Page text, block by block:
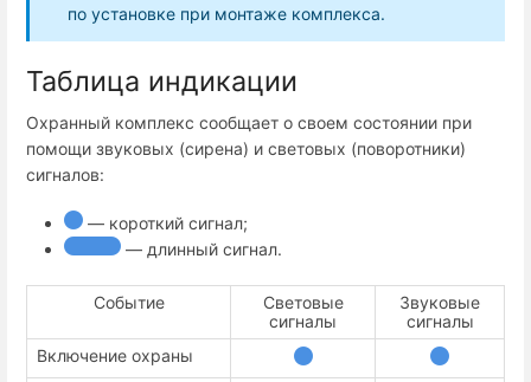
по установке при монтаже комплекса.
Таблица индикации
Охранный комплекс сообщает о своем состоянии при
помощи звуковых (сирена) и световых (поворотники)
сигналов:
— короткий сигнал;
— длинный сигнал.
Событие
Световые
сигналы
Звуковые
сигналы
Включение охраны